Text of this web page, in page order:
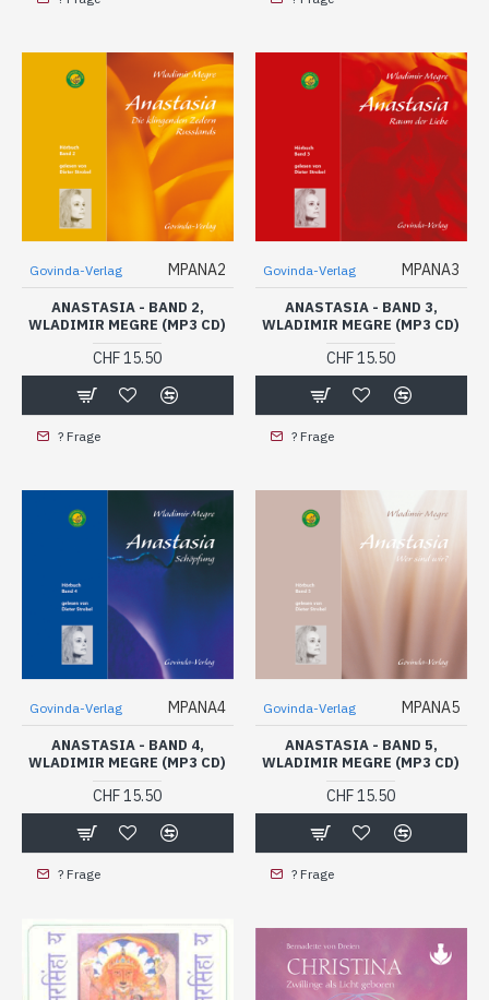
Govinda-Verlag MPANA2
ANASTASIA - BAND 2,
WLADIMIR MEGRE (MP3 CD)
CHF 15.50
? Frage
Govinda-Verlag MPANA3
ANASTASIA - BAND 3,
WLADIMIR MEGRE (MP3 CD)
CHF 15.50
? Frage
Govinda-Verlag MPANA4
ANASTASIA - BAND 4,
WLADIMIR MEGRE (MP3 CD)
CHF 15.50
? Frage
Govinda-Verlag MPANA5
ANASTASIA - BAND 5,
WLADIMIR MEGRE (MP3 CD)
CHF 15.50
? Frage